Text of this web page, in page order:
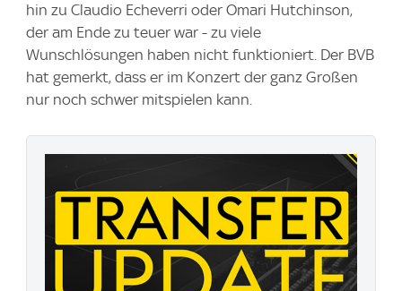
hin zu Claudio Echeverri oder Omari Hutchinson,
der am Ende zu teuer war - zu viele
Wunschlösungen haben nicht funktioniert. Der BVB
hat gemerkt, dass er im Konzert der ganz Großen
nur noch schwer mitspielen kann.